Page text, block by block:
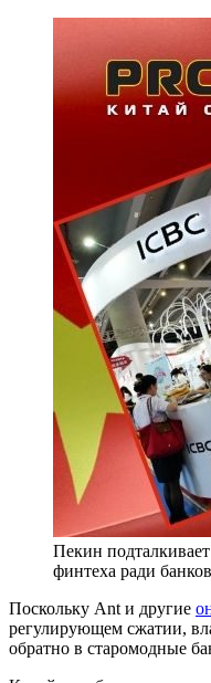
Пекин
финтеха ради банков
Поскольку Ant и другие
регулирующем сжатии,
обратно в старомодные